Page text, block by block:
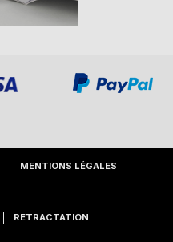
MENTIONS LÉGALES
RETRACTATION